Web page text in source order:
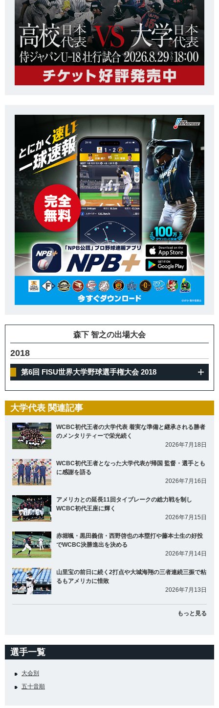
森下 智之の出場大会
2018
第6回 FISU世界大学野球選手権大会 2018
大学代表 関連記事
WCBC初代王者の大学代表 着実な準備と継承される勝者
のメンタリティーで栄光続く
2026年7月18日
WCBC初代王者となった大学代表が帰国 監督・選手とも
に感謝を語る
2026年7月16日
アメリカとの延長11回タイブレークの総力戦を制し
WCBC初代王座に輝く
2026年7月15日
赤堀颯・黒田義信・西野啓也の本塁打や藤本士生の好投
でWCBC決勝進出を決める
2026年7月14日
山里宝の前日に続く2打点や大城海翔の三者連続三振で粘
るもアメリカに惜敗
2026年7月13日
もっと見る
選手一覧
大会別
五十音順